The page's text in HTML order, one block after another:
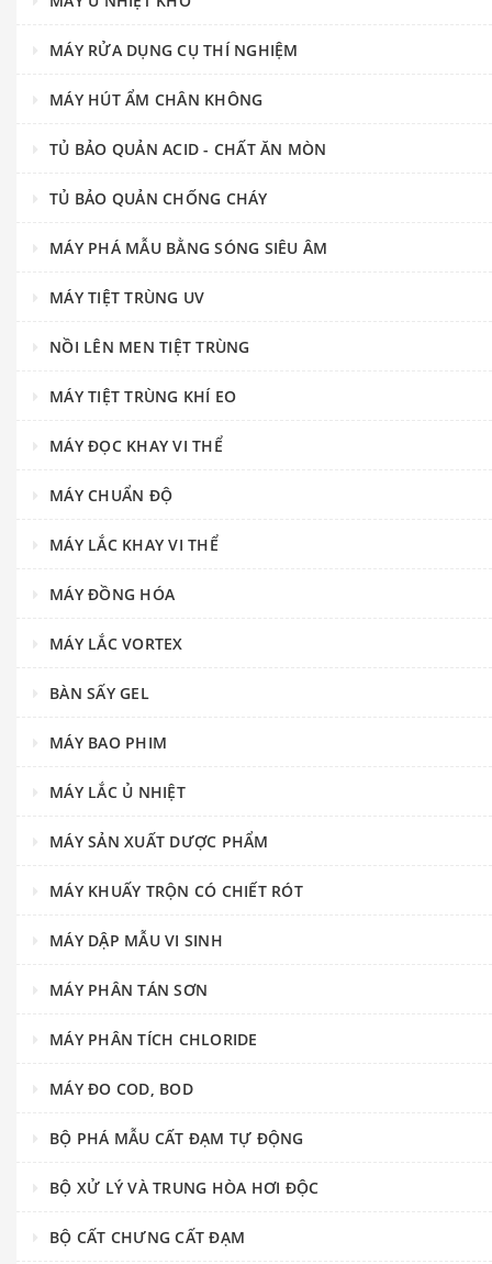
MÁY RỬA DỤNG CỤ THÍ NGHIỆM
MÁY HÚT ẨM CHÂN KHÔNG
TỦ BẢO QUẢN ACID - CHẤT ĂN MÒN
TỦ BẢO QUẢN CHỐNG CHÁY
MÁY PHÁ MẪU BẰNG SÓNG SIÊU ÂM
MÁY TIỆT TRÙNG UV
NỒI LÊN MEN TIỆT TRÙNG
MÁY TIỆT TRÙNG KHÍ EO
MÁY ĐỌC KHAY VI THỂ
MÁY CHUẨN ĐỘ
MÁY LẮC KHAY VI THỂ
MÁY ĐỒNG HÓA
MÁY LẮC VORTEX
BÀN SẤY GEL
MÁY BAO PHIM
MÁY LẮC Ủ NHIỆT
MÁY SẢN XUẤT DƯỢC PHẨM
MÁY KHUẤY TRỘN CÓ CHIẾT RÓT
MÁY DẬP MẪU VI SINH
MÁY PHÂN TÁN SƠN
MÁY PHÂN TÍCH CHLORIDE
MÁY ĐO COD, BOD
BỘ PHÁ MẪU CẤT ĐẠM TỰ ĐỘNG
BỘ XỬ LÝ VÀ TRUNG HÒA HƠI ĐỘC
BỘ CẤT CHƯNG CẤT ĐẠM